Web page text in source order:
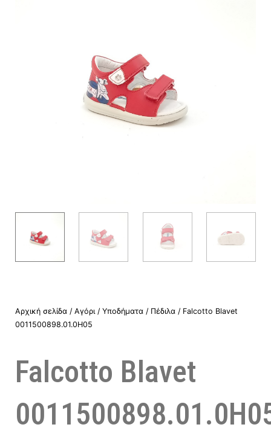
Αρχική σελίδα / Αγόρι / Υποδήματα / Πέδιλα / Falcotto Blavet
0011500898.01.0H05
Falcotto Blavet